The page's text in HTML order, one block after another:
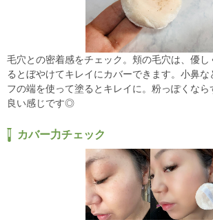
毛穴との密着感をチェック。頬の毛穴は、優
るとぼやけてキレイにカバーできます。小鼻
フの端を使って塗るとキレイに。粉っぽくな
良い感じです◎
カバー力チェック